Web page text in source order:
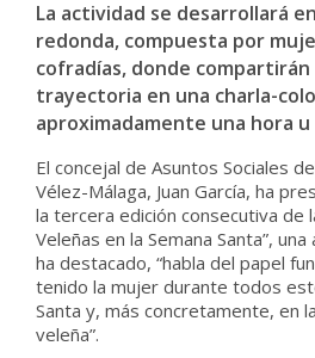
La actividad se desarrollará
redonda, compuesta por
cofradías, donde
trayectoria en una charla-
aproximadamente una hora u
El concejal de Asuntos Sociales
Vélez-Málaga, Juan García, ha
la tercera edición consecutiva de
Veleñas en la Semana Santa”,
ha destacado, “habla del papel
tenido la mujer durante todos
Santa y, más concretamente, en
veleña”.